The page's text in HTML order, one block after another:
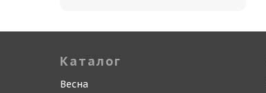
Каталог
Весна